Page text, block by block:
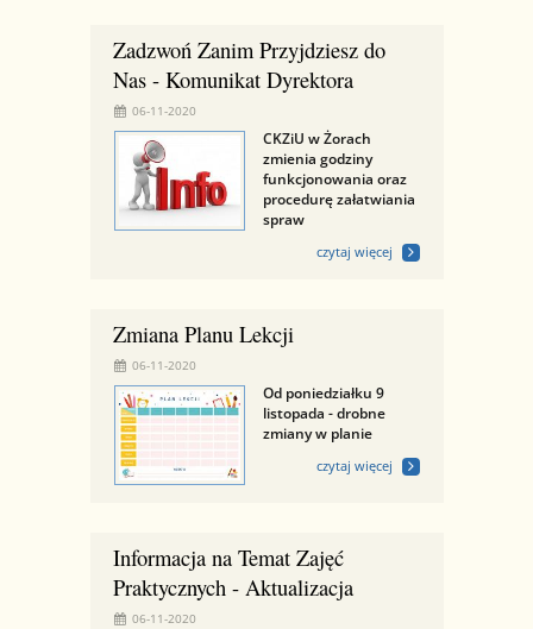
Zadzwoń Zanim Przyjdziesz do
Nas - Komunikat Dyrektora
06-11-2020
CKZiU w Żorach
zmienia godziny
funkcjonowania oraz
procedurę załatwiania
spraw
czytaj więcej
Zmiana Planu Lekcji
06-11-2020
Od poniedziałku 9
listopada - drobne
zmiany w planie
czytaj więcej
Informacja na Temat Zajęć
Praktycznych - Aktualizacja
06-11-2020